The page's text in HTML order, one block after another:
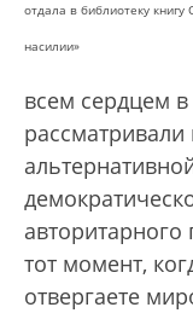
отдала в библиотеку
насилии»
всем сердцем в
рассматривали
авторитарного
тот момент,
отвергаете